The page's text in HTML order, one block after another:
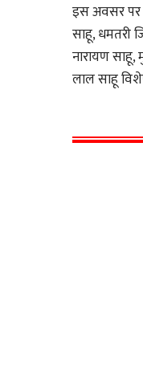
इस अवसर पर
साहू, धमतरी
नारायण साहू,
लाल साहू